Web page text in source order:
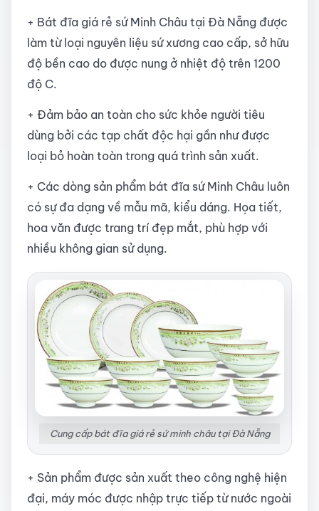
+ Bát đĩa giá rẻ sứ Minh Châu tại Đà Nẵng được
làm từ loại nguyên liệu sứ xương cao cấp, sở hữu
độ bền cao do được nung ở nhiệt độ trên 1200
độ C.
+ Đảm bảo an toàn cho sức khỏe người tiêu
dùng bởi các tạp chất độc hại gần như được
loại bỏ hoàn toàn trong quá trình sản xuất.
+ Các dòng sản phẩm bát đĩa sứ Minh Châu luôn
có sự đa dạng về mẫu mã, kiểu dáng. Họa tiết,
hoa văn được trang trí đẹp mắt, phù hợp với
nhiều không gian sử dụng.
Cung cấp bát đĩa giá rẻ sứ minh châu tại Đà Nẵng
+ Sản phẩm được sản xuất theo công nghệ hiện
đại, máy móc được nhập trực tiếp từ nước ngoài